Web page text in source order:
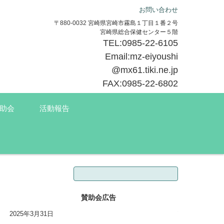
お問い合わせ
〒880-0032 宮崎県宮崎市霧島１丁目１番２号
宮崎県総合保健センター５階
TEL:0985-22-6105
Email:mz-eiyoushi
@mx61.tiki.ne.jp
FAX:0985-22-6802
会 活動報告
2025年3月31日
検索:
賛助会広告